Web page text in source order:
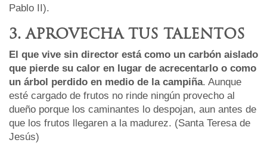
Pablo II).
3. APROVECHA TUS TALENTOS
El que vive sin director está como un carbón aislado
que pierde su calor en lugar de acrecentarlo o como
un árbol perdido en medio de la campiña. Aunque
esté cargado de frutos no rinde ningún provecho al
dueño porque los caminantes lo despojan, aun antes de
que los frutos llegaren a la madurez. (Santa Teresa de
Jesús)